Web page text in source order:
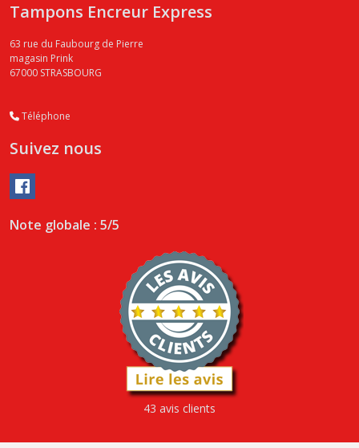
Tampons Encreur Express
63 rue du Faubourg de Pierre
magasin Prink
67000 STRASBOURG
Téléphone
Suivez nous
Note globale : 5/5
43 avis clients